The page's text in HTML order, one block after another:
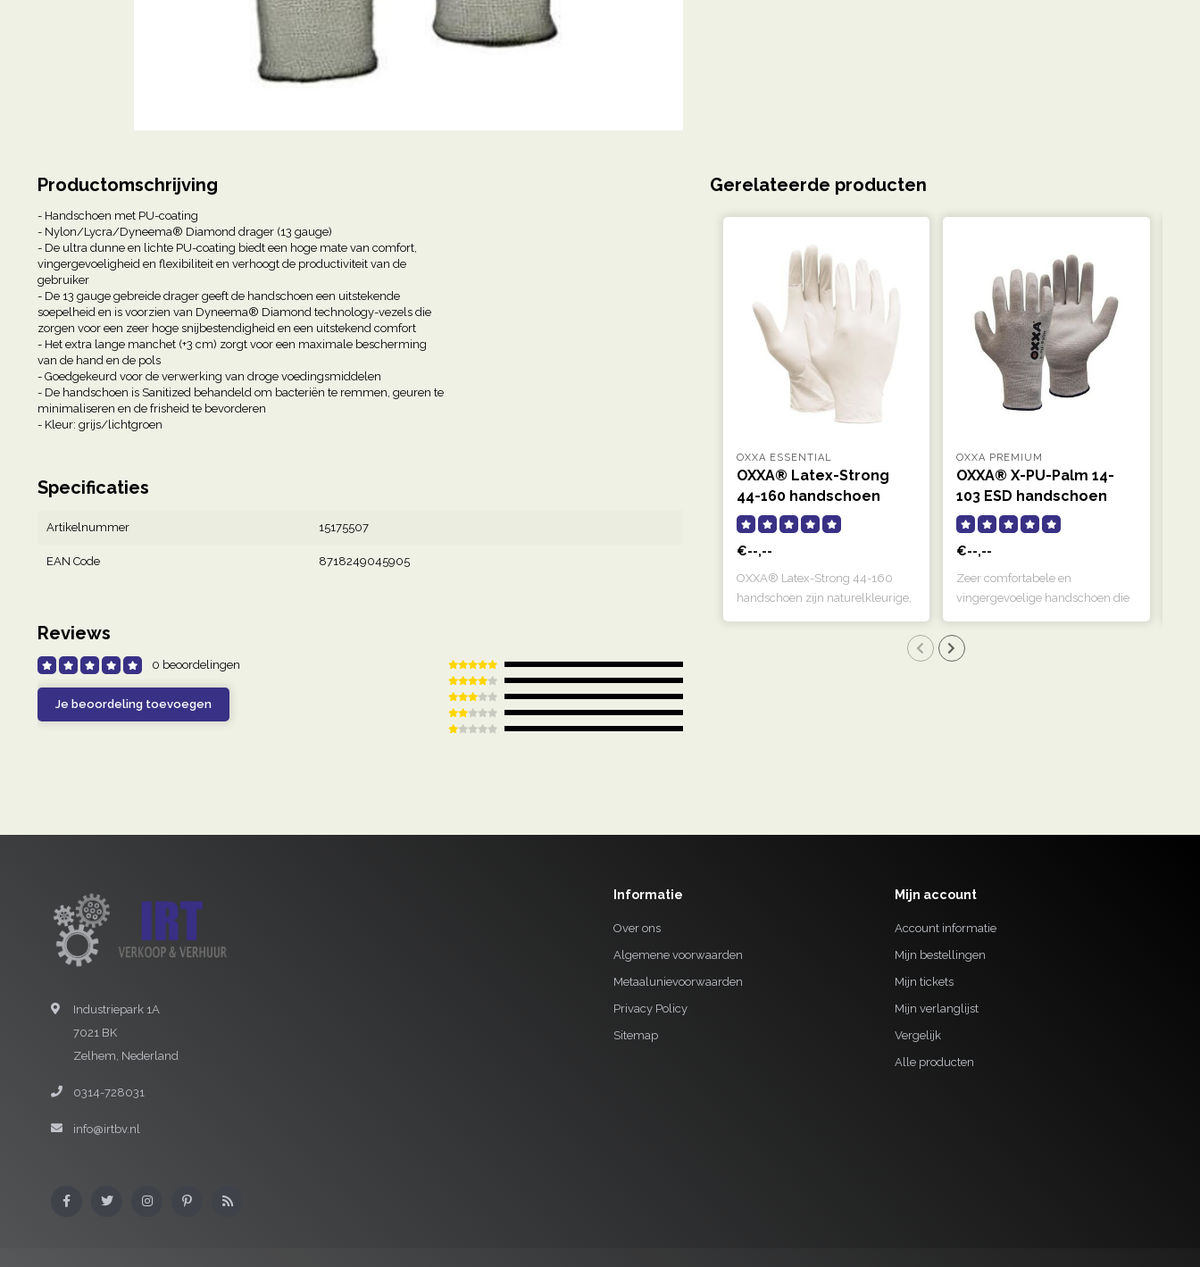
Productomschrijving
- Handschoen met PU-coating
- Nylon/Lycra/Dyneema® Diamond drager (13 gauge)
- De ultra dunne en lichte PU-coating biedt een hoge mate van comfort,
vingergevoeligheid en flexibiliteit en verhoogt de productiviteit van de
gebruiker
- De 13 gauge gebreide drager geeft de handschoen een uitstekende
soepelheid en is voorzien van Dyneema® Diamond technology-vezels die
zorgen voor een zeer hoge snijbestendigheid en een uitstekend comfort
- Het extra lange manchet (+3 cm) zorgt voor een maximale bescherming
van de hand en de pols
- Goedgekeurd voor de verwerking van droge voedingsmiddelen
- De handschoen is Sanitized behandeld om bacteriën te remmen, geuren te
minimaliseren en de frisheid te bevorderen
- Kleur: grijs/lichtgroen
Specificaties
Artikelnummer 15175507
EAN Code 8718249045905
Reviews
0 beoordelingen
Je beoordeling toevoegen
Gerelateerde producten
OXXA ESSENTIAL
OXXA® Latex-Strong
44-160 handschoen
€--,--
OXXA® Latex-Strong 44-160
handschoen zijn naturelkleurige,
OXXA PREMIUM
OXXA® X-PU-Palm 14-
103 ESD handschoen
€--,--
Zeer comfortabele en
vingergevoelige handschoen die
Industriepark 1A
7021 BK
Zelhem, Nederland
0314-728031
info@irtbv.nl
Informatie
Over ons
Algemene voorwaarden
Metaalunievoorwaarden
Privacy Policy
Sitemap
Mijn account
Account informatie
Mijn bestellingen
Mijn tickets
Mijn verlanglijst
Vergelijk
Alle producten